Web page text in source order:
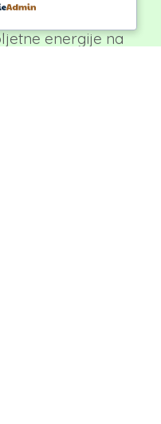
priliku za
energije na